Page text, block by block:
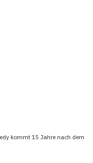
kommt 15 Jahre nach dem